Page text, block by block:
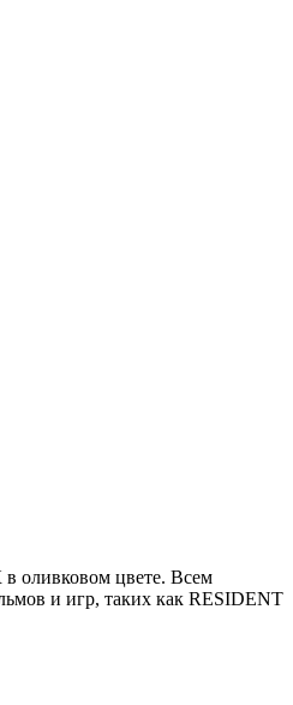
оливковом цвете. Всем
и игр, таких как RESIDENT